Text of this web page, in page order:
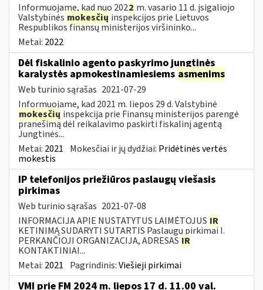
Informuojame, kad nuo 2022 m. vasario 11 d. įsigaliojo
Valstybinės mokesčių inspekcijos prie Lietuvos
Respublikos finansų ministerijos viršininko...
Metai: 2022
Dėl fiskalinio agento paskyrimo jungtinės
karalystės apmokestinamiesiems asmenims
Web turinio sąrašas 2021-07-29
Informuojame, kad 2021 m. liepos 29 d. Valstybinė
mokesčių inspekcija prie Finansų ministerijos parengė
pranešimą dėl reikalavimo paskirti fiskalinį agentą
Jungtinės...
Metai: 2021 Mokesčiai ir jų dydžiai: Pridėtinės vertės
mokestis
IP telefonijos priežiūros paslaugų viešasis
pirkimas
Web turinio sąrašas 2021-07-08
INFORMACIJA APIE NUSTATYTUS LAIMĖTOJUS IR
KETINIMĄ SUDARYTI SUTARTIS Paslaugų pirkimai I.
PERKANČIOJI ORGANIZACIJA, ADRESAS IR
KONTAKTINIAI...
Metai: 2021 Pagrindinis:Viešieji pirkimai
VMI prie FM 2024 m. liepos 17 d. 11.00 val.